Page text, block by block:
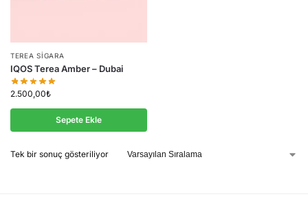
TEREA SIGARA
IQOS Terea Amber – Dubai
2.500,00₺
Sepete Ekle
Tek bir sonuç gösteriliyor